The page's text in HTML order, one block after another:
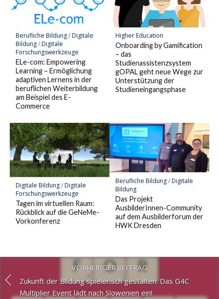
Berufliche Bildung/Digitale
Bildung/Digitale
Forschungswerkzeuge
ELe-com: Empowering
Learning – Ermöglichung
adaptiven Lernens in der
beruflichen Weiterbildung
am Beispiel des E-
Commerce
Higher Education
Onboarding by Gamification
– das
Studienassistenzsystem
gOPAL geht neue Wege zur
Unterstützung der
Studieneingangsphase
Digitale Bildung/Digitale
Forschungswerkzeuge
Tagen im virtuellen Raum:
Rückblick auf die GeNeMe-
Vorkonferenz
Berufliche Bildung/Digitale
Bildung
Das Projekt
AusbilderInnen-Community
auf dem Ausbilderforum der
HWK Dresden
VORHERIGER BEITRAG
Zukunft der Bildung spielerisch gestalten: Das G4C
Multiplier Event lädt nach Slowenien ein!